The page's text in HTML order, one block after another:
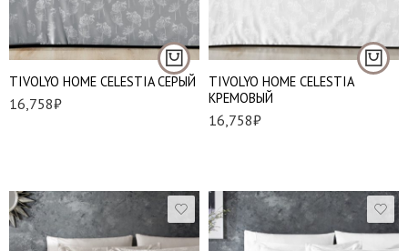
TIVOLYO HOME CELESTIA СЕРЫЙ
16,758₽
Евро стандарт
TIVOLYO HOME CELESTIA
КРЕМОВЫЙ
16,758₽
Евро стандарт